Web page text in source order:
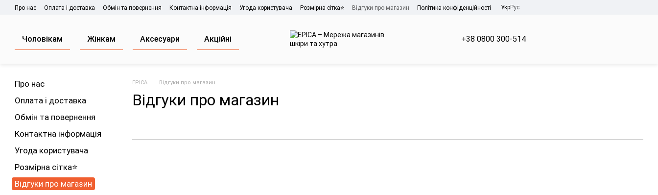
Перейти до основного контенту
Про нас Оплата і доставка Обмін та повернення Контактна інформація Угода користувача Розмірна сітка⭐ Відгуки про магазин Політика конфіденційності УкрРус
Чоловікам Жінкам Аксесуари Акційні +38 0800 300-514
EPICA Відгуки про магазин
Відгуки про магазин
Про нас
Оплата і доставка
Обмін та повернення
Контактна інформація
Угода користувача
Розмірна сітка⭐
Відгуки про магазин